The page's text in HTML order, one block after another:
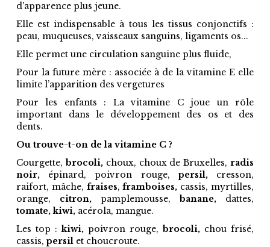
d'apparence plus jeune.
Elle est indispensable à tous les tissus conjonctifs :
peau, muqueuses, vaisseaux sanguins, ligaments os...
Elle permet une circulation sanguine plus fluide,
Pour la future mère : associée à de la vitamine E elle
limite l’apparition des vergetures
Pour les enfants : La vitamine C joue un rôle
important dans le développement des os et des
dents.
Ou trouve-t-on de la vitamine C ?
Courgette, brocoli,choux, choux de Bruxelles, radis
noir, épinard, poivron rouge, persil,cresson,
raifort, mâche, fraises, framboises, cassis, myrtilles,
orange, citron, pamplemousse, banane, dattes,
tomate,kiwi, acérola, mangue.
Les top : kiwi, poivron rouge, brocoli, chou frisé,
cassis, persil et choucroute.